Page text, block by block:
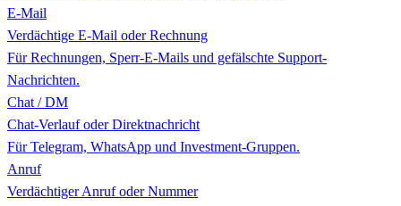
E-Mail
Verdächtige E-Mail oder Rechnung
Für Rechnungen, Sperr-E-Mails und gefälschte Support-
Nachrichten.
Chat / DM
Chat-Verlauf oder Direktnachricht
Für Telegram, WhatsApp und Investment-Gruppen.
Anruf
Verdächtiger Anruf oder Nummer